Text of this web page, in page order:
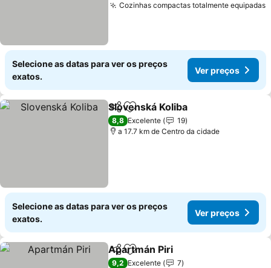
Cozinhas compactas totalmente equipadas
Selecione as datas para ver os preços
exatos.
Ver preços
PartilharAdicionar aos favoritos
Slovenská Koliba
8,8 Excelente
19
a 17.7 km de Centro da cidade
Selecione as datas para ver os preços
exatos.
Ver preços
PartilharAdicionar aos favoritos
Apartmán Piri
9,2 Excelente
7